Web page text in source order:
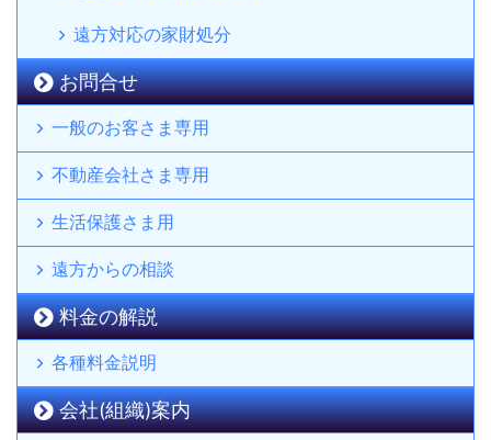
遠方対応の家財処分
お問合せ
一般のお客さま専用
不動産会社さま専用
生活保護さま用
遠方からの相談
料金の解説
各種料金説明
会社(組織)案内